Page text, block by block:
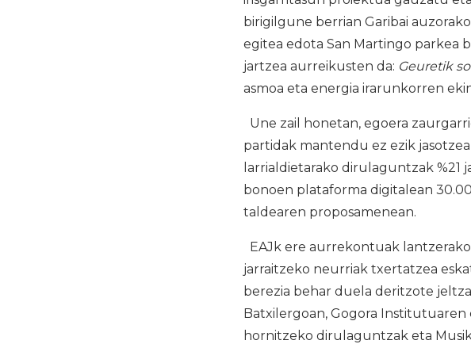
birigilgune berrian Garibai
egitea edota San Martingo parkea
jartzea aurreikusten da: Geuretik
asmoa eta energia irarunkorren
Une zail honetan, egoera
partidak mantendu ez ezik
larrialdietarako dirulaguntzak %21
bonoen plataforma digitalean
taldearen proposamenean.
EAJk ere aurrekontuak
jarraitzeko neurriak txertatzea
berezia behar duela deritzote
Batxilergoan, Gogora
hornitzeko dirulaguntzak eta